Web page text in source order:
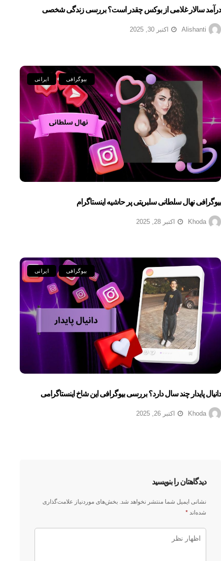
درآمد سالار غلامی از بوکس چقدر است؟ بررسی زندگی شخصی
Alishanti اکتبر 30, 2025
ایرانی بیوگرافی
بیوگرافی نهال سلطانی سلبریتی پر حاشیه اینستاگرام
Khoda اکتبر 28, 2025
ایرانی بیوگرافی
دانیال پایدار چند سال دارد؟ بررسی بیوگرافی این شاخ اینستاگرامی
Khoda اکتبر 26, 2025
دیدگاهتان را بنویسید
نشانی ایمیل شما منتشر نخواهد شد. بخش‌های موردنیاز علامت‌گذاری
شده‌اند *